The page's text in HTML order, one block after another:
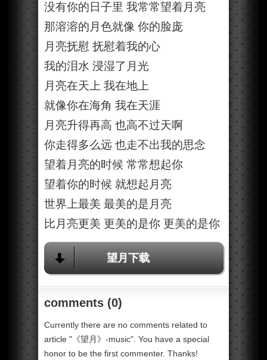
没有你的日子里 我常常望着月亮
那溶溶的月色就像 你的脸庞
月亮抚慰 抚慰着我的心
我的泪水 浸湿了月光
月亮在天上 我在地上
就像你在海角 我在天涯
月亮升得再高 也高不过天啊
你走得多么远 也走不出我的思念
望着月亮的时候 常常想起你
望着你的时候 就想起月亮
世界上最美 最美的是月亮
比月亮更美 更美的是你 更美的是你
望月下载
comments (0)
Currently there are no comments related to
article "《望月》-music". You have a special
honor to be the first commenter. Thanks!